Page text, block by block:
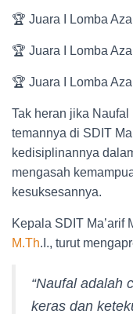
🏆 Juara I Lomba
🏆 Juara I Lomba
🏆 Juara I Lomba
Tak heran jika
temannya di SDIT
kedisiplinannya
mengasah
kesuksesannya.
Kepala SDIT Ma’arif
M.Th.I., turut
“Naufal adalah
keras dan